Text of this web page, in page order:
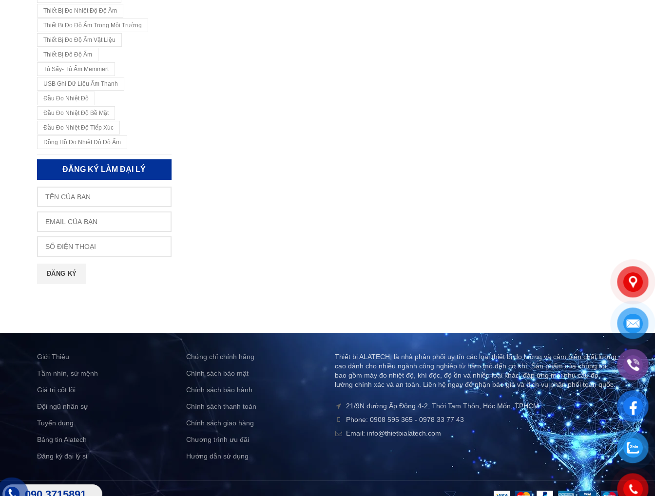
Thiết Bị Đo Nhiệt Độ Độ Ẩm
Thiết Bị Đo Độ Ẩm Trong Môi Trường
Thiết Bị Đo Độ Ẩm Vật Liệu
Thiết Bị Đô Độ Ẩm
Tủ Sấy- Tủ Ấm Memmert
USB Ghi Dữ Liệu Âm Thanh
Đầu Đo Nhiệt Độ
Đầu Đo Nhiệt Độ Bề Mặt
Đầu Đo Nhiệt Độ Tiếp Xúc
Đồng Hồ Đo Nhiệt Độ Độ Ẩm
ĐĂNG KÝ LÀM ĐẠI LÝ
Giới Thiệu
Tầm nhìn, sứ mệnh
Giá trị cốt lõi
Đội ngũ nhân sự
Tuyển dụng
Bảng tin Alatech
Đăng ký đại lý sỉ
Chứng chỉ chính hãng
Chính sách bảo mật
Chính sách bảo hành
Chính sách thanh toán
Chính sách giao hàng
Chương trình ưu đãi
Hướng dẫn sử dụng
Thiết bị ALATECH, là nhà phân phối uy tín các loại thiết bị đo lường và cảm biến chất lượng
cao dành cho nhiều ngành công nghiệp từ hầm mỏ đến cơ khí. Sản phẩm của chúng tôi
bao gồm máy đo nhiệt độ, khí độc, độ ồn và nhiều loại khác, đáp ứng mọi nhu cầu đo
lường chính xác và an toàn. Liên hệ ngay để nhận báo giá và dịch vụ phân phối toàn quốc..
21/9N đường Ấp Đông 4-2, Thới Tam Thôn, Hóc Môn, TPHCM
Phone: 0908 595 365 - 0978 33 77 43
Email: info@thietbialatech.com